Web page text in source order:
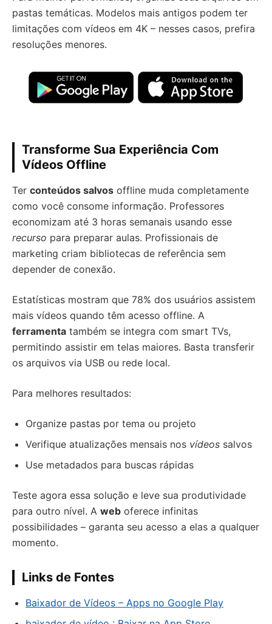
pastas temáticas. Modelos mais antigos podem ter
limitações com vídeos em 4K – nesses casos, prefira
resoluções menores.
Transforme Sua Experiência Com
Vídeos Offline
Ter conteúdos salvos offline muda completamente
como você consome informação. Professores
economizam até 3 horas semanais usando esse
recurso para preparar aulas. Profissionais de
marketing criam bibliotecas de referência sem
depender de conexão.
Estatísticas mostram que 78% dos usuários assistem
mais vídeos quando têm acesso offline. A
ferramenta também se integra com smart TVs,
permitindo assistir em telas maiores. Basta transferir
os arquivos via USB ou rede local.
Para melhores resultados:
Organize pastas por tema ou projeto
Verifique atualizações mensais nos vídeos salvos
Use metadados para buscas rápidas
Teste agora essa solução e leve sua produtividade
para outro nível. A web oferece infinitas
possibilidades – garanta seu acesso a elas a qualquer
momento.
Links de Fontes
Baixador de Vídeos – Apps no Google Play